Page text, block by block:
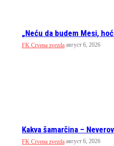
„Neću da budem Mesi,
FK Crvena zvezda август 6, 2026
Kakva šamarčina –
FK Crvena zvezda август 6, 2026